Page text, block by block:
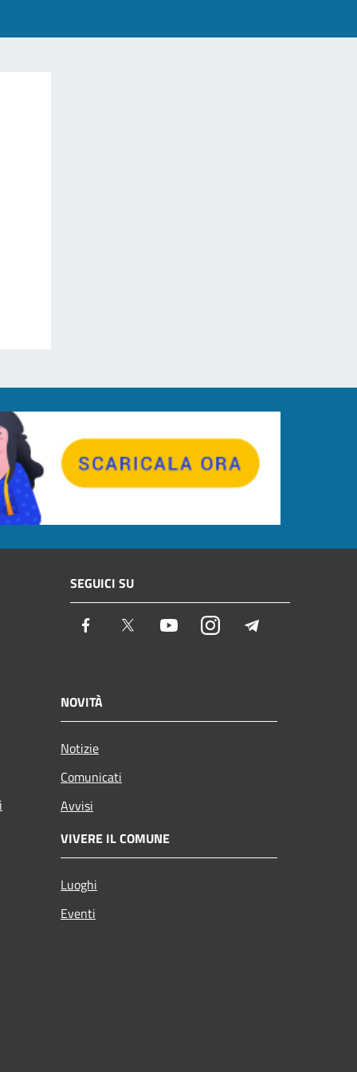
SEGUICI SU
Facebook Twitter YoutubeInstagram
NOVITÀ
Notizie
Comunicati
Avvisi
VIVERE IL COMUNE
Luoghi
Eventi